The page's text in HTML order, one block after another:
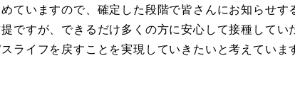
ていますので、確定した段階で皆さんにお知らせ
ですが、できるだけ多くの方に安心して接種して
ライフを戻すことを実現していきたいと考えていま